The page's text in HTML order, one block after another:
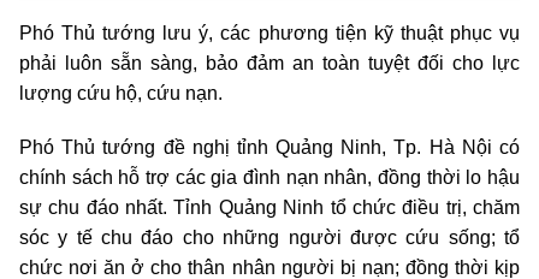
Phó Thủ tướng lưu ý, các phương tiện kỹ thuật phục vụ
phải luôn sẵn sàng, bảo đảm an toàn tuyệt đối cho lực
lượng cứu hộ, cứu nạn.
Phó Thủ tướng đề nghị tỉnh Quảng Ninh, Tp. Hà Nội có
chính sách hỗ trợ các gia đình nạn nhân, đồng thời lo hậu
sự chu đáo nhất. Tỉnh Quảng Ninh tổ chức điều trị, chăm
sóc y tế chu đáo cho những người được cứu sống; tổ
chức nơi ăn ở cho thân nhân người bị nạn; đồng thời kịp